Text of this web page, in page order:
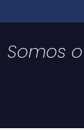
Somos